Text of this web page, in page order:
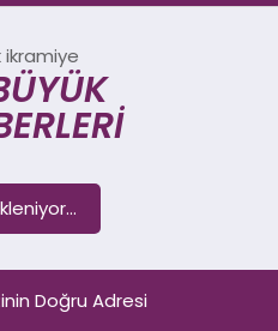
Doğru Adresi